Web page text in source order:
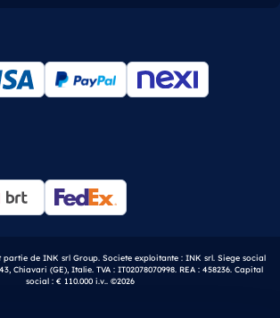
de INK srl Group. Societe exploitante : INK srl. Siege social
Chiavari (GE), Italie. TVA : IT02078070998. REA : 458236. Capital
social : € 110.000 i.v.. ©2026